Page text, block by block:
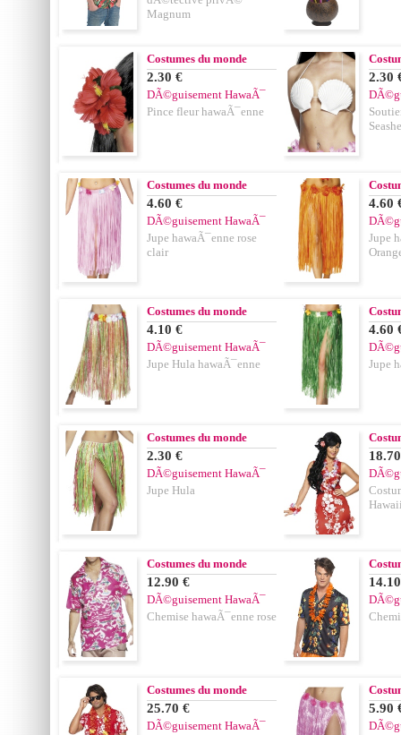
Magnum
Costumes du monde
2.30 €
DÃ©guisement HawaÃ¯
Pince fleur hawaÃ¯enne
2.30
Costumes du monde
4.60 €
DÃ©guisement HawaÃ¯
Jupe hawaÃ¯enne rose
clair
4.60
Jupe
Costumes du monde
4.10 €
DÃ©guisement HawaÃ¯
Jupe Hula hawaÃ¯enne
4.60
Jupe
Costumes du monde
2.30 €
DÃ©guisement HawaÃ¯
Jupe Hula
Costumes du monde
12.90 €
DÃ©guisement HawaÃ¯
Chemise hawaÃ¯enne rose
Costumes du monde
25.70 €
DÃ©guisement HawaÃ¯
5.90